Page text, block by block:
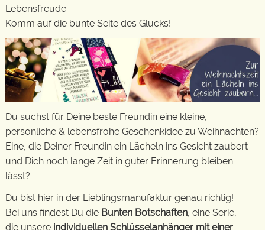
Lebensfreude.
Komm auf die bunte Seite des Glücks!
Du suchst für Deine beste Freundin eine kleine,
persönliche & lebensfrohe Geschenkidee zu Weihnachten?
Eine, die Deiner Freundin ein Lächeln ins Gesicht zaubert
und Dich noch lange Zeit in guter Erinnerung bleiben
lässt?
Du bist hier in der Lieblingsmanufaktur genau richtig!
Bei uns findest Du die Bunten Botschaften, eine Serie,
die unsere individuellen Schlüsselanhänger mit einer